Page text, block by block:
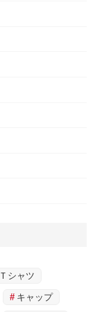
Ｔシャツ
キャップ